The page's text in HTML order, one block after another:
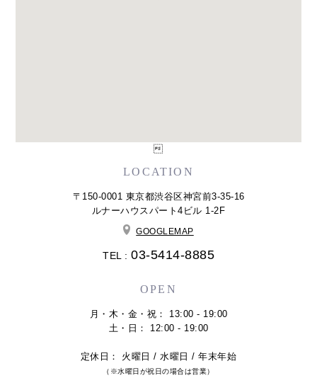
LOCATION
〒150-0001 東京都渋谷区神宮前3-35-16
ルナーハウスパート4ビル 1-2F
GOOGLEMAP
TEL : 03-5414-8885
OPEN
月・木・金・祝： 13:00 - 19:00
土・日： 12:00 - 19:00
定休日： 火曜日 / 水曜日 / 年末年始
（※水曜日が祝日の場合は営業）